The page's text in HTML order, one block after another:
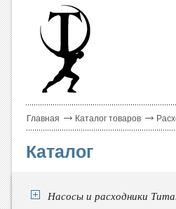
Главная Каталог товаров
Каталог
Насосы и расходники